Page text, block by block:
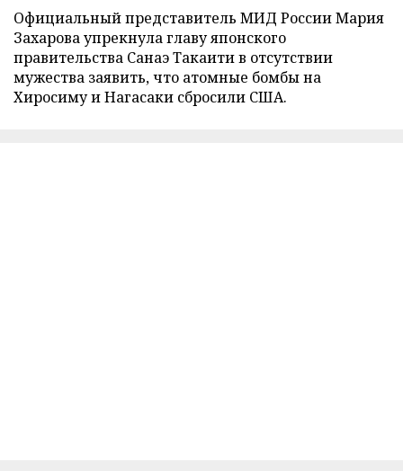
Официальный представитель МИД России Мария
Захарова упрекнула главу японского
правительства Санаэ Такаити в отсутствии
мужества заявить, что атомные бомбы на
Хиросиму и Нагасаки сбросили США.